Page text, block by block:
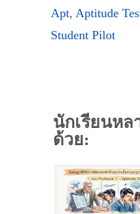
Apt, Aptitude
Student Pilot
นักเรียนห
ด้วย: